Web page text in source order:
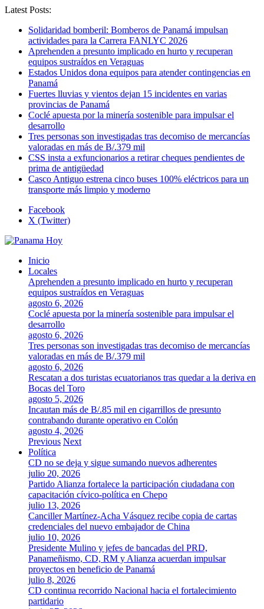
Latest Posts:
Solidaridad bomberil: Bomberos de Panamá impulsan
actividades para la Carrera FANLYC 2026
Aprehenden a presunto implicado en hurto y recuperan
equipos sustraídos en Veraguas
Estados Unidos dona equipos para atender contingencias en
Panamá
Fuertes lluvias y vientos dejan 15 incidentes en varias
provincias de Panamá
Coclé apuesta por la minería sostenible para impulsar el
desarrollo
Tres personas son investigadas tras decomiso de mercancías
valoradas en más de B/.379 mil
CSS insta a exfuncionarios a retirar cheques pendientes de
prima de antigüedad
Casco Antiguo estrena cinco buses 100% eléctricos para un
transporte más limpio y moderno
Facebook
X (Twitter)
Inicio
Locales
Aprehenden a presunto implicado en hurto y recuperan
equipos sustraídos en Veraguas
agosto 6, 2026
Coclé apuesta por la minería sostenible para impulsar el
desarrollo
agosto 6, 2026
Tres personas son investigadas tras decomiso de mercancías
valoradas en más de B/.379 mil
agosto 6, 2026
Rescatan a dos turistas ecuatorianos tras quedar a la deriva en
Bocas del Toro
agosto 5, 2026
Incautan más de B/.85 mil en cigarrillos de presunto
contrabando durante operativo en Colón
agosto 4, 2026
Previous Next
Política
CD no se deja y sigue sumando nuevos adherentes
julio 20, 2026
Partido Alianza fortalece la participación ciudadana con
capacitación cívico-política en Chepo
julio 13, 2026
Canciller Martínez-Acha Vásquez recibe copia de cartas
credenciales del nuevo embajador de China
julio 10, 2026
Presidente Mulino y jefes de bancadas del PRD,
Panameñismo, CD, RM y Alianza acuerdan impulsar
proyectos en beneficio de Panamá
julio 8, 2026
CD continua recorrido Nacional hacia el fortalecimiento
partidario